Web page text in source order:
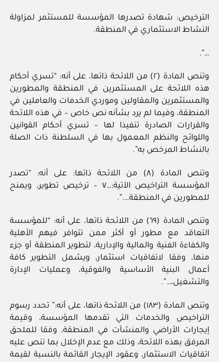
الترخيص: شهادة تصدرها المؤسسة للمستثمر لمزاولة
النشاط الاستثماري في المنطقة.
…”.
وتنص المادة (٢) من اللائحة ذاتها، على أنه: “تسري أحكام
هذه اللائحة على المستثمرين في المنطقة والمطورين
والمستثمرين والمقاولين وموردي الخدمات والعاملين في
المنطقة، وفيما لم يرد بشأنه نص خاص – في هذه اللائحة
والقرارات الصادرة تنفيذا لها – تسري أحكام القوانين
واللوائح والنظم المعمول بها في السلطنة ذات الصلة
بالنشاط المرخص به”.
وتنص المادة (٨) من اللائحة ذاتها: على أنه: “تصدر
المؤسسة التراخيص الآتية:…٧ – ترخيص تطوير، ويمنح
للمطورين في المنطقة….”.
وتنص المادة (٦٩) من اللائحة ذاتها، على أنه: “للمؤسسة
التعاقد مع مطور أو أكثر ممن تتوافر فيهم الأهلية
والكفاءة الفنية والمالية والإدارية، لتطوير المنطقة أو جزء
منها، وفقا لاتفاقيات استثمار، ويشمل التطوير كافة
أعمال البنية الأساسية والفوقية، وعمليات الإدارة
والتشغيل،…”.
وتنص المادة (١٨٣) من اللائحة ذاتها، على أنه:” تحدد رسوم
التراخيص والخدمات التي تقدمها المؤسسة، وقيمة
إيجارات الأراضي والمنشآت في المنطقة، وفقا للملحق
المرفق بهذه اللائحة، وذلك مع عدم الإخلال بما تنص عليه
اتفاقيات الاستثمار، وعقود الإيجار القائمة بالنسبة لقيمة